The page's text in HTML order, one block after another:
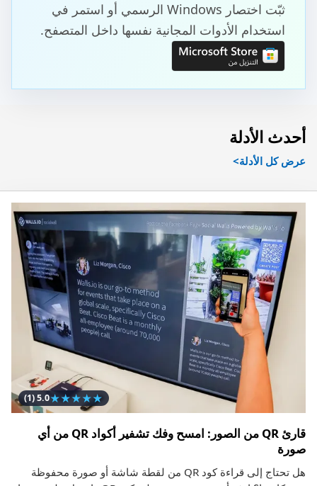
ثبّت اختصار Windows الرسمي أو استمر في
استخدام الأدوات المجانية نفسها داخل المتصفح.
أحدث الأدلة
عرض كل الأدلة
★
★
★
★
★
5.0
(1)
قارئ QR من الصور: امسح وفك تشفير أكواد QR من أي
صورة
هل تحتاج إلى قراءة كود QR من لقطة شاشة أو صورة محفوظة